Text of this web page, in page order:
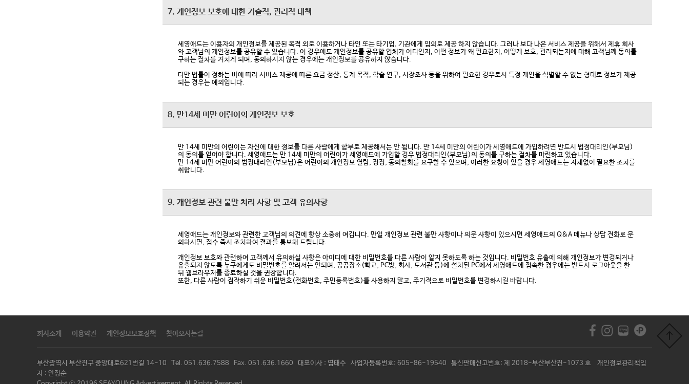
7. 개인정보 보호에 대한 기술적, 관리적 대책
세영애드는 이용자의 개인정보를 제공된 목적 외로 이용하거나 타인 또는 타기업, 기관에게 임의로 제공 하지 않습니다. 그러나 보다 나은 서비스 제공을 위해서 제휴 회사
와 고객님의 개인정보를 공유할 수 있습니다. 이 경우에도 개인정보를 공유할 업체가 어디인지, 어떤 정보가 왜 필요한지, 어떻게 보호, 관리되는지에 대해 고객님께 동의를
구하는 절차를 거치게 되며, 동의하시지 않는 경우에는 개인정보를 공유하지 않습니다.
다만 법률이 정하는 바에 따라 서비스 제공에 따른 요금 정산, 통계 목적, 학술 연구, 시장조사 등을 위하여 필요한 경우로서 특정 개인을 식별할 수 없는 형태로 정보가 제공
되는 경우는 예외입니다.
8. 만14세 미만 어린이의 개인정보 보호
만 14세 미만의 어린이는 자신에 대한 정보를 다른 사람에게 함부로 제공해서는 안 됩니다. 만 14세 미만의 어린이가 세영애드에 가입하려면 반드시 법정대리인(부모님)
의 동의를 얻어야 합니다. 세영애드는 만 14세 미만의 어린이가 세영애드에 가입할 경우 법정대리인(부모님)의 동의를 구하는 절차를 마련하고 있습니다.
만 14세 미만 어린이의 법정대리인(부모님)은 어린이의 개인정보 열람, 정정, 동의철회를 요구할 수 있으며, 이러한 요청이 있을 경우 세영애드는 지체없이 필요한 조치를
취합니다.
9. 개인정보 관련 불만 처리 사항 및 고객 유의사항
세영애드는 개인정보와 관련한 고객님의 의견에 항상 소중히 여깁니다. 만일 개인정보 관련 불만 사항이나 의문 사항이 있으시면 세영애드의 Q&A 메뉴나 상담 전화로 문
의하시면, 접수 즉시 조치하여 결과를 통보해 드립니다.
개인정보 보호와 관련하여 고객께서 유의하실 사항은 아이디에 대한 비밀번호를 다른 사람이 알지 못하도록 하는 것입니다. 비밀번호 유출에 의해 개인정보가 변경되거나
유출되지 않도록 누구에게도 비밀번호를 알려서는 안되며, 공공장소(학교, PC방, 회사, 도서관 등)에 설치된 PC에서 세영애드에 접속한 경우에는 반드시 로그아웃을 한
뒤 웹브라우저를 종료하실 것을 귄장합니다.
또한, 다른 사람이 짐작하기 쉬운 비밀번호(전화번호, 주민등록번호)를 사용하지 말고, 주기적으로 비밀번호를 변경하시길 바랍니다.
회사소개 이용약관 개인정보보호정책 찾아오시는길
부산광역시 부산진구 중앙대로621번길 14-10 Tel. 051.636.7588 Fax. 051.636.1660 대표이사 : 염태수 사업자등록번호: 605-86-19540 통신판매신고번호: 제 2018-부산부산진-1073 호 개인정보관리책임
자 : 안정순